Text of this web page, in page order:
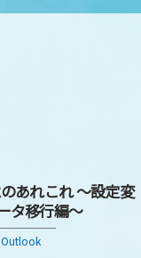
あれこれ ～設定変
タ移行編～
Outlook